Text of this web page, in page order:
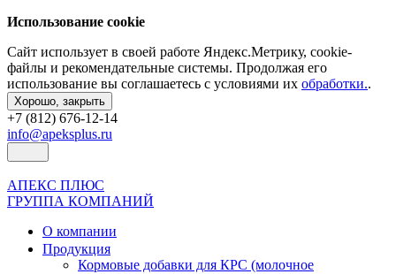
Использование cookie
Сайт использует в своей работе Яндекс.Метрику, cookie-
файлы и рекомендательные системы. Продолжая его
использование вы соглашаетесь с условиями их обработки..
Хорошо, закрыть
+7 (812) 676-12-14
info@apeksplus.ru
АПЕКС ПЛЮС
ГРУППА КОМПАНИЙ
О компании
Продукция
Кормовые добавки для КРС (молочное